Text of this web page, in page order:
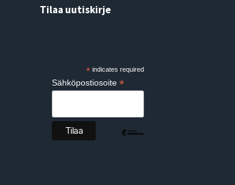
Tilaa uutiskirje
* indicates required
Sähköpostiosoite *